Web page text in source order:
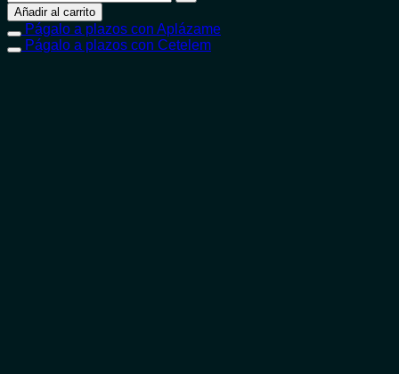
Añadir al carrito
Págalo a plazos con Aplázame
Págalo a plazos con Cetelem